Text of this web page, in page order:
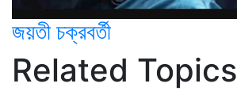
জয়তী চক্রবর্তী
Related Topics